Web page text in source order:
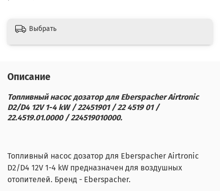
Выбрать
Описание
Топливный насос дозатор для Eberspacher Airtronic
D2/D4 12V 1-4 kW / 22451901 / 22 4519 01 /
22.4519.01.0000 / 224519010000.
Топливный насос дозатор для Eberspacher Airtronic
D2/D4 12V 1-4 kW предназначен для воздушных
отопителей. Бренд - Eberspacher.